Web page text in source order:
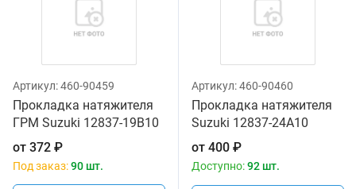
Артикул:460-90459
Прокладка натяжителя
ГРМ Suzuki 12837-19B10
от 372 ₽
Под заказ:90 шт.
Артикул:460-90460
Прокладка натяжителя
Suzuki 12837-24A10
от 400₽
Доступно:92 шт.